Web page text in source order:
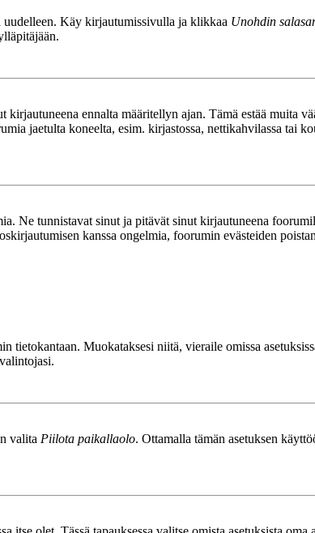
uudelleen. Käy kirjautumissivulla ja klikkaa Unohdin
ennalta määritellyn ajan. Tämä estää muita
jaetulta koneelta, esim. kirjastossa, nettikahvilassa tai
Ne tunnistavat sinut ja pitävät sinut kirjautuneena
kanssa ongelmia, foorumin evästeiden
tietokantaan. Muokataksesi niitä, vieraile omissa
valita Piilota paikallaolo. Ottamalla tämän asetuksen